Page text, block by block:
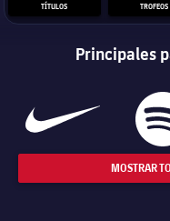
TÍTULOS TROFEOS
Principales
MOSTRAR